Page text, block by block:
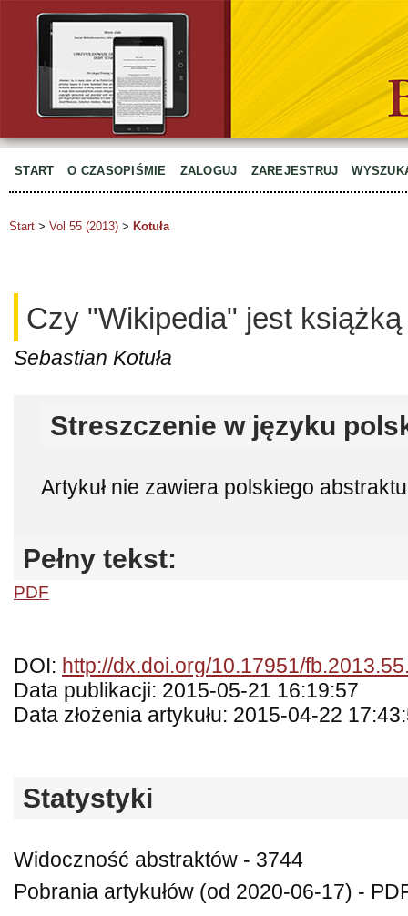
START O CZASOPIŚMIE ZALOGUJ ZAREJESTRUJ
Start > Vol 55 (2013) > Kotuła
Czy "Wikipedia" jest
Sebastian Kotuła
Streszczenie w języku
Artykuł nie zawiera polskiego abstraktu
Pełny tekst:
PDF
DOI: http://dx.doi.org/10.17951/
Data publikacji: 2015-05-21 16:19:57
Data złożenia artykułu: 2015-04-22
Statystyki
Widoczność abstraktów - 3744
Pobrania artykułów (od 2020-06-17) -